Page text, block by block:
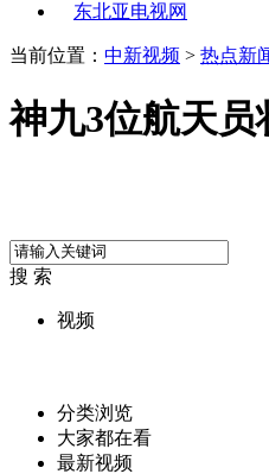
东北亚电视网
当前位置： 中新视频 > 热点新
神九3位航天
搜 索
视频
分类浏览
大家都在看
最新视频